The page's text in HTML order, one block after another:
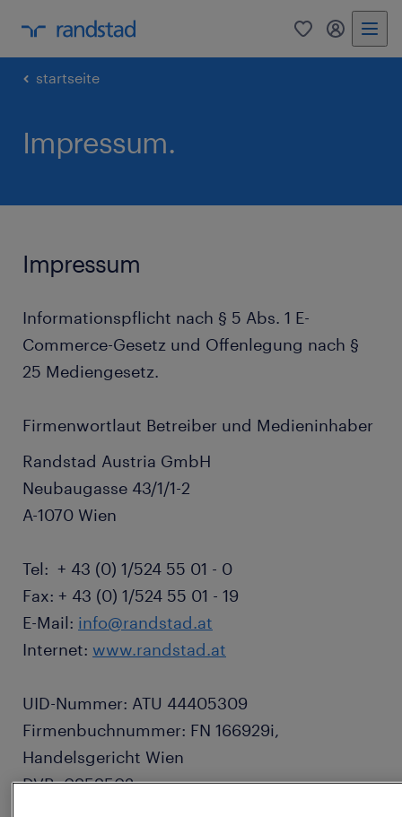
0 Mein
startseite
Impressum.
Impressum
Informationspflicht nach § 5 Abs. 1 E-
Commerce-Gesetz und Offenlegung nach §
25 Mediengesetz.
Firmenwortlaut Betreiber und Medieninhaber
Randstad Austria GmbH
Neubaugasse 43/1/1-2
A-1070 Wien
Tel: + 43 (0) 1/524 55 01 - 0
Fax: + 43 (0) 1/524 55 01 - 19
E-Mail: info@randstad.at
Internet: www.randstad.at
UID-Nummer: ATU 44405309
Firmenbuchnummer: FN 166929i,
Handelsgericht Wien
DVR: 0959502